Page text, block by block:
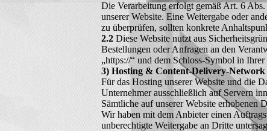
Die Verarbeitung erfolgt gemäß Art. 6
unserer Website. Eine Weitergabe oder
zu überprüfen, sollten konkrete
2.2 Diese Website nutzt aus
Bestellungen oder Anfragen an den
„https://“ und dem Schloss-Symbol in
3) Hosting & Content-Delivery-Network
Für das Hosting unserer Website und die
Unternehmer ausschließlich auf Servern
Sämtliche auf unserer Website erhobenen
Wir haben mit dem Anbieter einen
unberechtigte Weitergabe an Dritte